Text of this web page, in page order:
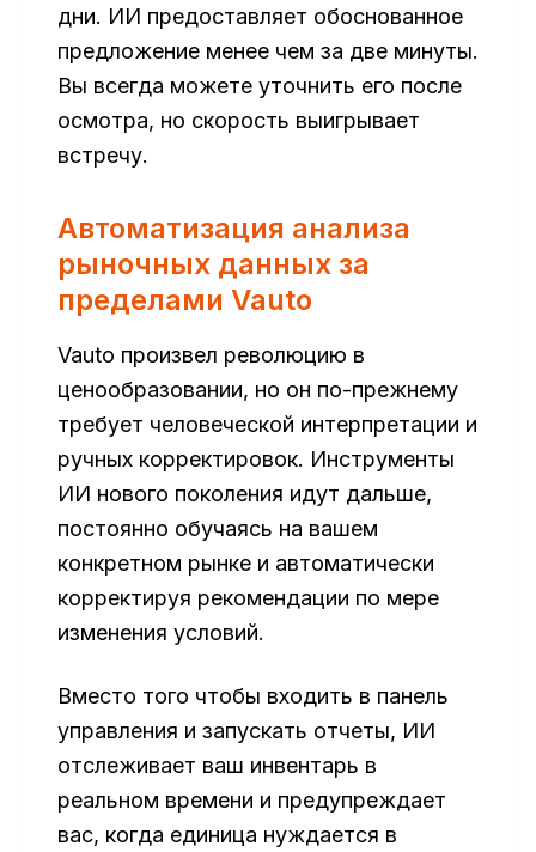
дни. ИИ предоставляет обоснованное
предложение менее чем за две минуты.
Вы всегда можете уточнить его после
осмотра, но скорость выигрывает
встречу.
Автоматизация анализа
рыночных данных за
пределами Vauto
Vauto произвел революцию в
ценообразовании, но он по-прежнему
требует человеческой интерпретации и
ручных корректировок. Инструменты
ИИ нового поколения идут дальше,
постоянно обучаясь на вашем
конкретном рынке и автоматически
корректируя рекомендации по мере
изменения условий.
Вместо того чтобы входить в панель
управления и запускать отчеты, ИИ
отслеживает ваш инвентарь в
реальном времени и предупреждает
вас, когда единица нуждается в